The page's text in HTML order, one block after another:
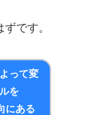
です。
って変
を
にある